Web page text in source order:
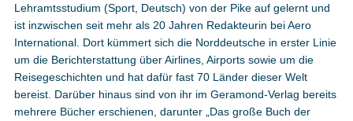
Lehramtsstudium (Sport, Deutsch) von der Pike auf gelernt und
ist inzwischen seit mehr als 20 Jahren Redakteurin bei Aero
International. Dort kümmert sich die Norddeutsche in erster Linie
um die Berichterstattung über Airlines, Airports sowie um die
Reisegeschichten und hat dafür fast 70 Länder dieser Welt
bereist. Darüber hinaus sind von ihr im Geramond-Verlag bereits
mehrere Bücher erschienen, darunter „Das große Buch der